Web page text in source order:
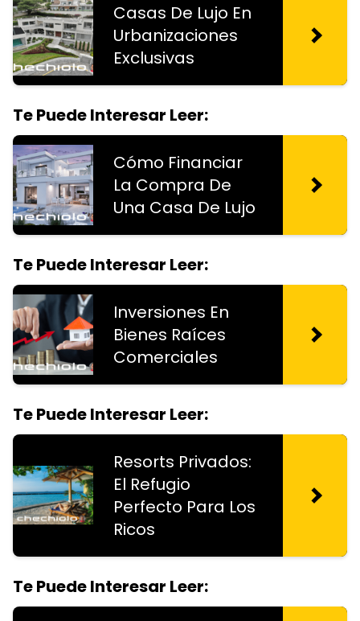
Casas De Lujo En
Urbanizaciones
Exclusivas
Te Puede Interesar Leer:
Cómo Financiar
La Compra De
Una Casa De Lujo
Te Puede Interesar Leer:
Inversiones En
Bienes Raíces
Comerciales
Te Puede Interesar Leer:
Resorts Privados:
El Refugio
Perfecto Para Los
Ricos
Te Puede Interesar Leer: